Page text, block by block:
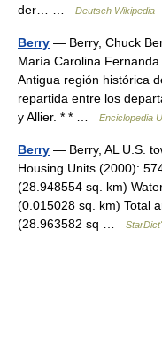
der… …
Deutsch Wikipedia
Berry — Berry, Chuck
María Carolina
Antigua región histórica
repartida entre los
y Allier. * * …
Enciclopedia
Berry — Berry, AL U.S.
Housing Units (2000):
(28.948554 sq. km)
(0.015028 sq. km) Total
(28.963582 sq …